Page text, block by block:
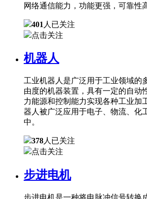
网络通信能力，功能更强，可靠性
401 人已关注
点击关注
机器人
工业机器人是广泛用于工业领域的
由度的机器装置，具有一定的自动
力能源和控制能力实现各种工业加
器人被广泛应用于电子、物流、化
中。
378人已关注
点击关注
步进电机